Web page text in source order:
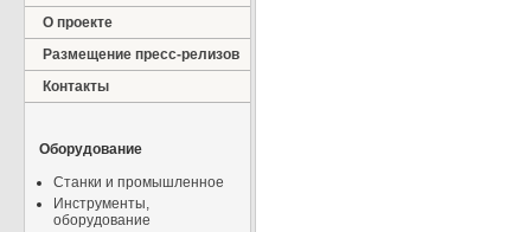
О проекте
Размещение пресс-релизов
Контакты
Оборудование
Станки и промышленное
Инструменты,
оборудование